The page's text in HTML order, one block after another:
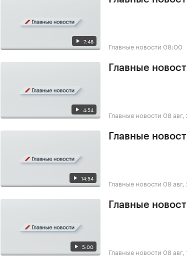
7:48 Главные новости 08:00
4:54
Главные
Главные новости 08
14:54
Главные
Главные новости 08
5:00
Главные
Главные новости 08 авг,